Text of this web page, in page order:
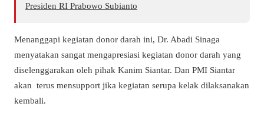
Presiden RI Prabowo Subianto
Menanggapi kegiatan donor darah ini, Dr. Abadi Sinaga
menyatakan sangat mengapresiasi kegiatan donor darah yang
diselenggarakan oleh pihak Kanim Siantar. Dan PMI Siantar
akan terus mensupport jika kegiatan serupa kelak dilaksanakan
kembali.